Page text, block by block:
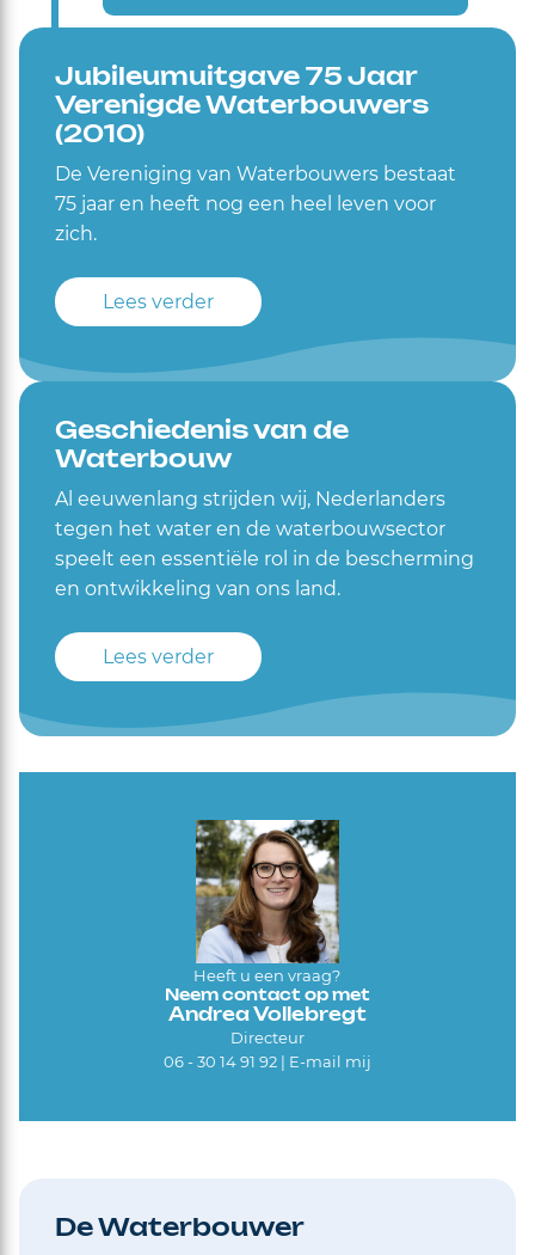
Jubileumuitgave 75 Jaar
Verenigde Waterbouwers
(2010)
De Vereniging van Waterbouwers bestaat
75 jaar en heeft nog een heel leven voor
zich.
Lees verder
Geschiedenis van de
Waterbouw
Al eeuwenlang strijden wij, Nederlanders
tegen het water en de waterbouwsector
speelt een essentiële rol in de bescherming
en ontwikkeling van ons land.
Lees verder
Heeft u een vraag?
Neem contact op met
Andrea Vollebregt
Directeur
06 - 30 14 91 92 | E-mail mij
De Waterbouwer